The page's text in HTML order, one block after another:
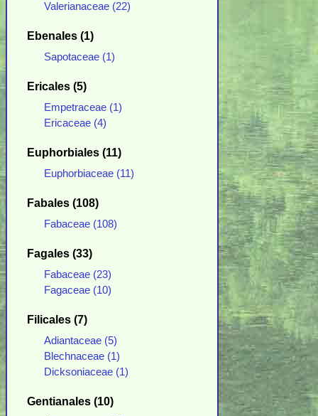
Valerianaceae (22)
Ebenales (1)
Sapotaceae (1)
Ericales (5)
Empetraceae (1)
Ericaceae (4)
Euphorbiales (11)
Euphorbiaceae (11)
Fabales (108)
Fabaceae (108)
Fagales (33)
Fabaceae (23)
Fagaceae (10)
Filicales (7)
Adiantaceae (5)
Blechnaceae (1)
Dicksoniaceae (1)
Gentianales (10)